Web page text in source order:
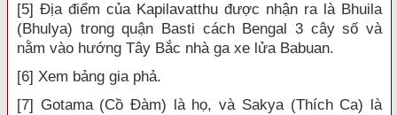
[5] Địa điểm của Kapilavatthu được nhận ra là Bhuila
(Bhulya) trong quận Basti cách Bengal 3 cây số và
nằm vào hướng Tây Bắc nhà ga xe lửa Babuan.
[6] Xem bảng gia phả.
[7] Gotama (Cồ Đàm) là họ, và Sakya (Thích Ca) là